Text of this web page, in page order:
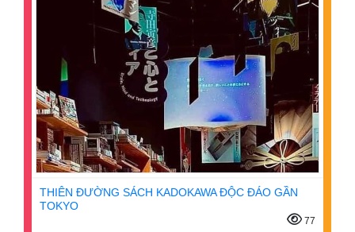
THIÊN ĐƯỜNG SÁCH KADOKAWA ĐỘC ĐÁO GẦN
TOKYO
77